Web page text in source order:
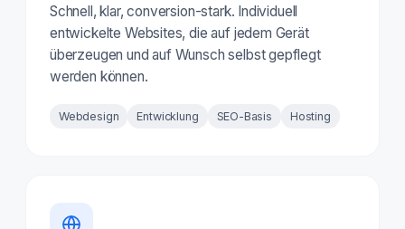
Schnell, klar, conversion-stark. Individuell
entwickelte Websites, die auf jedem Gerät
überzeugen und auf Wunsch selbst gepflegt
werden können.
Webdesign Entwicklung SEO-Basis Hosting